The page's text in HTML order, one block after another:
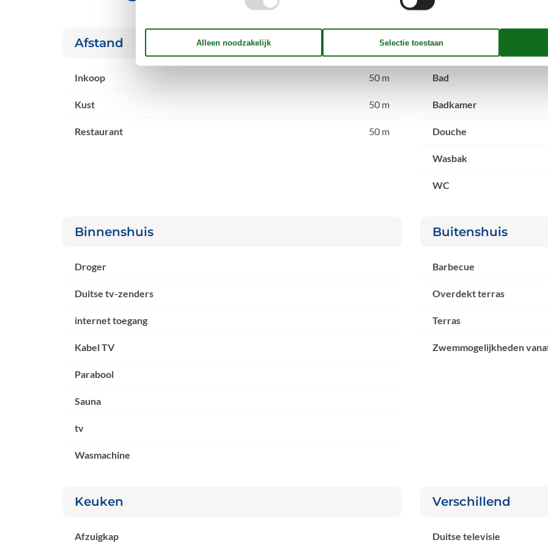
Afstand
Inkoop 50 m
Kust 50 m
Restaurant 50 m
Bad
Bad
Badkamer
Douche
Wasbak
WC
Binnenshuis
Droger
Duitse tv-zenders
internet toegang
Kabel TV
Parabool
Sauna
tv
Wasmachine
Buitenshuis
Barbecue
Overdekt terras
Terras
Zwemmogelijkheden
Keuken
Afzuigkap
Verschillend
Duitse televisie